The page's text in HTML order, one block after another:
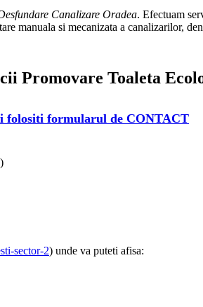
Canalizare Oradea. Efectuam
manuala si mecanizata a canalizarilor,
Promovare Toaleta
folositi formularul de CONTACT
)
sector-2) unde va puteti afisa: